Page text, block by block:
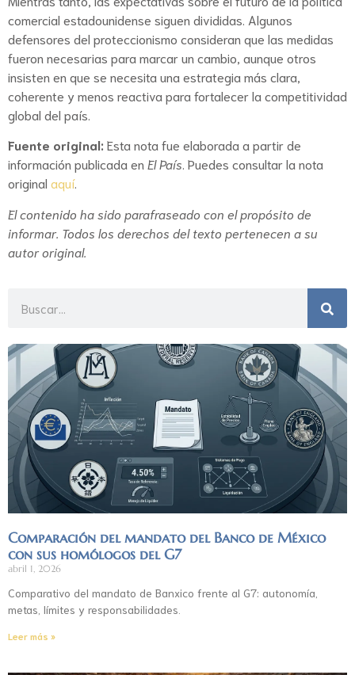
comercial estadounidense siguen divididas. Algunos
defensores del proteccionismo consideran que las medidas
fueron necesarias para marcar un cambio, aunque otros
insisten en que se necesita una estrategia más clara,
coherente y menos reactiva para fortalecer la competitividad
global del país.
Fuente original: Esta nota fue elaborada a partir de
información publicada en El País. Puedes consultar la nota
original aquí.
El contenido ha sido parafraseado con el propósito de
informar. Todos los derechos del texto pertenecen a su
autor original.
Comparación del mandato del Banco de México
con sus homólogos del G7
abril 1, 2026
Comparativo del mandato de Banxico frente al G7: autonomía,
metas, límites y responsabilidades.
Leer más »